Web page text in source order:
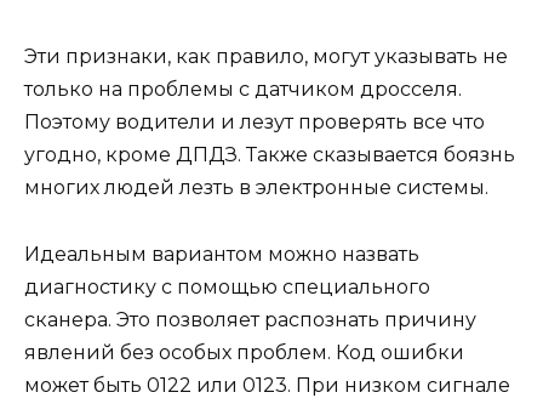
Эти признаки, как правило, могут указывать не
только на проблемы с датчиком дросселя.
Поэтому водители и лезут проверять все что
угодно, кроме ДПДЗ. Также сказывается боязнь
многих людей лезть в электронные системы.
Идеальным вариантом можно назвать
диагностику с помощью специального
сканера. Это позволяет распознать причину
явлений без особых проблем. Код ошибки
может быть 0122 или 0123. При низком сигнале